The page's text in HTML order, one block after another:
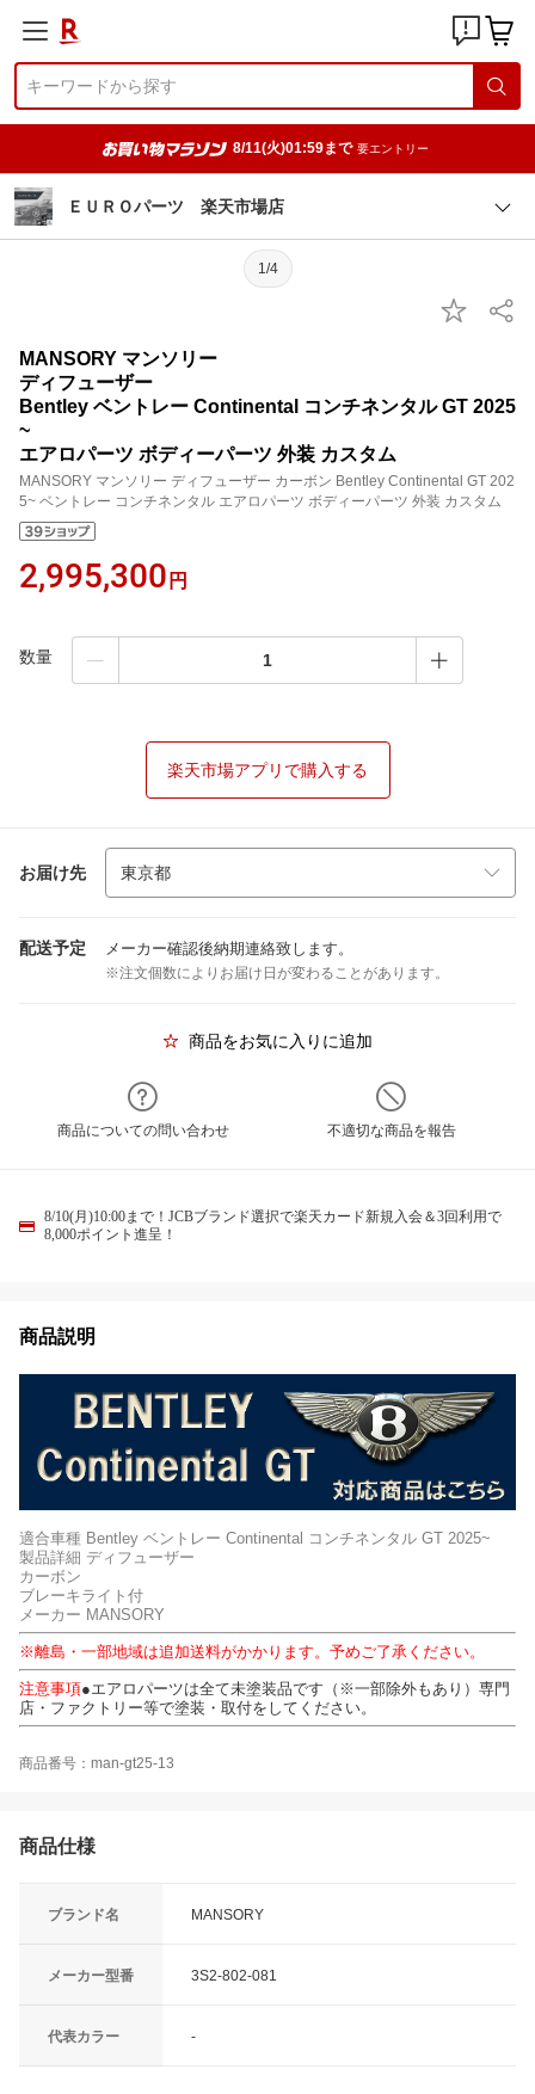
8/11(火)01:59まで 要エントリー
ＥＵＲＯパーツ 楽天市場店
1/4
MANSORY マンソリー
ディフューザー
Bentley ベントレー Continental コンチネンタル GT 2025
~
エアロパーツ ボディーパーツ 外装 カスタム
MANSORY マンソリー ディフューザー カーボン Bentley Continental GT 202
5~ ベントレー コンチネンタル エアロパーツ ボディーパーツ 外装 カスタム
2,995,300 円
数量
楽天市場アプリで購入する
お届け先
配送予定 メーカー確認後納期連絡致します。
※注文個数によりお届け日が変わることがあります。
商品をお気に入りに追加
商品についての問い合わせ 不適切な商品を報告
8/10(月)10:00まで！JCBブランド選択で楽天カード新規入会＆3回利用で
8,000ポイント進呈！
商品説明
適合車種 Bentley ベントレー Continental コンチネンタル GT 2025~
製品詳細 ディフューザー
カーボン
ブレーキライト付
メーカー MANSORY
※離島・一部地域は追加送料がかかります。予めご了承ください。
注意事項●エアロパーツは全て未塗装品です（※一部除外もあり）専門
店・ファクトリー等で塗装・取付をしてください。
商品番号：man-gt25-13
商品仕様
ブランド名 MANSORY
メーカー型番 3S2-802-081
代表カラー -